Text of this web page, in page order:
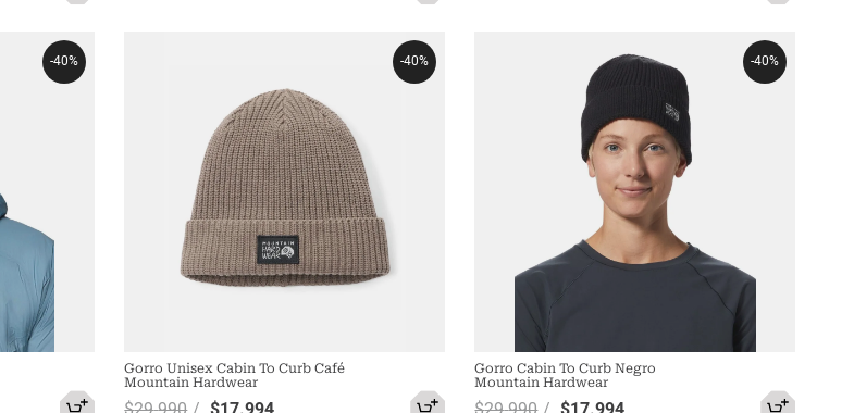
-40% -40%
Gorro Unisex Cabin To Curb Café
Mountain Hardwear
$29.990 $17.994
-40%
Gorro Cabin To Curb Negro
Mountain Hardwear
$29.990 $17.994